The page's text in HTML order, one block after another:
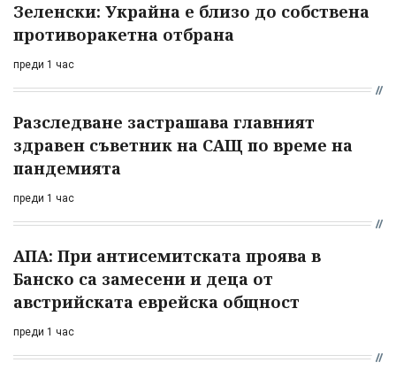
Зеленски: Украйна е близо до собствена
противоракетна отбрана
преди 1 час
Разследване застрашава главният
здравен съветник на САЩ по време на
пандемията
преди 1 час
АПА: При антисемитската проява в
Банско са замесени и деца от
австрийската еврейска общност
преди 1 час